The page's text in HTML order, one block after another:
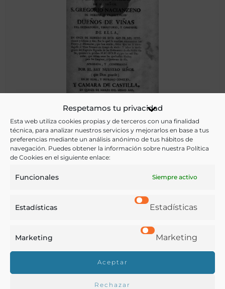
Respetamos tu privacidad
Esta web utiliza cookies propias y de terceros con una finalidad
técnica, para analizar nuestros servicios y mejorarlos en base a tus
preferencias mediante un análisis anónimo de tus hábitos de
navegación. Puedes obtener la información sobre nuestra Política
de Cookies en el siguiente enlace:
Funcionales Siempre activo
Estadísticas Estadísticas
Marketing Marketing
Aceptar
Rechazar
Escriptura de ajuste, y convenio, otorgada entre … la Leal
Villa de Bilbao, y la… Cofradía de el señor S. Gregorio
Nacianzeno herederos propietarios dueños de viñas, ..sobre
que no se introdugesse el vino foraneo en tiempo de
viedo…
Bilbao - 1762